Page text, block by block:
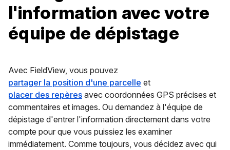
l'information avec votre
équipe de dépistage
Avec FieldView, vous pouvez
partager la position d'une parcelle et
placer des repères avec coordonnées GPS précises et
commentaires et images. Ou demandez à l'équipe de
dépistage d'entrer l'information directement dans votre
compte pour que vous puissiez les examiner
immédiatement. Comme toujours, vous décidez avec qui